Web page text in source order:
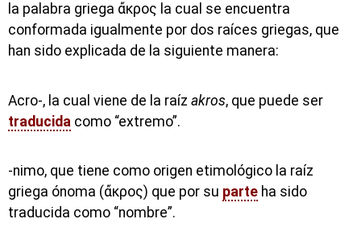
la palabra griega ἄκρος la cual se encuentra
conformada igualmente por dos raíces griegas, que
han sido explicada de la siguiente manera:
Acro-, la cual viene de la raíz akros, que puede ser
traducida como “extremo”.
-nimo, que tiene como origen etimológico la raíz
griega ónoma (ἄκρος) que por su parte ha sido
traducida como “nombre”.